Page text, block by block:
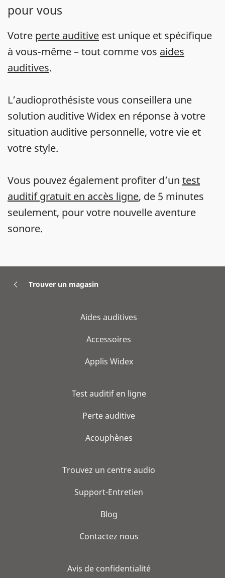
pour vous
Votre perte auditive est unique et spécifique
à vous-même – tout comme vos aides
auditives.
L’audioprothésiste vous conseillera une
solution auditive Widex en réponse à votre
situation auditive personnelle, votre vie et
votre style.
Vous pouvez également profiter d’un test
auditif gratuit en accès ligne, de 5 minutes
seulement, pour votre nouvelle aventure
sonore.
Trouver un magasin
Aides auditives
Accessoires
Applis Widex
Test auditif en ligne
Perte auditive
Acouphènes
Trouvez un centre audio
Support-Entretien
Blog
Contactez nous
Avis de confidentialité